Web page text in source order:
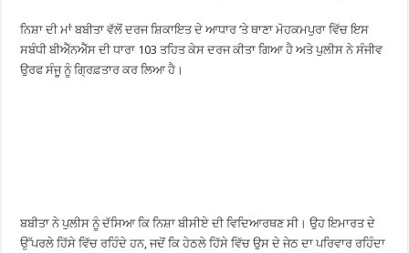
ਨਿਸ਼ਾ ਦੀ ਮਾਂ ਬਬੀਤਾ ਵੱਲੋਂ ਦਰਜ ਸ਼ਿਕਾਇਤ ਦੇ ਆਧਾਰ ’ਤੇ ਥਾਣਾ ਮੋਹਕਮਪੁਰਾ ਵਿੱਚ ਇਸ
ਸਬੰਧੀ ਬੀਐੱਨਐੱਸ ਦੀ ਧਾਰਾ 103 ਤਹਿਤ ਕੇਸ ਦਰਜ ਕੀਤਾ ਗਿਆ ਹੈ ਅਤੇ ਪੁਲੀਸ ਨੇ ਸੰਜੀਵ
ਉਰਫ ਸੰਜੂ ਨੂੰ ਗ੍ਰਿਫ਼ਤਾਰ ਕਰ ਲਿਆ ਹੈ।
ਬਬੀਤਾ ਨੇ ਪੁਲੀਸ ਨੂੰ ਦੱਸਿਆ ਕਿ ਨਿਸ਼ਾ ਬੀਸੀਏ ਦੀ ਵਿਦਿਆਰਥਣ ਸੀ। ਉਹ ਇਮਾਰਤ ਦੇ
ਉੱਪਰਲੇ ਹਿੱਸੇ ਵਿੱਚ ਰਹਿੰਦੇ ਹਨ, ਜਦੋਂ ਕਿ ਹੇਠਲੇ ਹਿੱਸੇ ਵਿੱਚ ਉਸ ਦੇ ਜੇਠ ਦਾ ਪਰਿਵਾਰ ਰਹਿੰਦਾ